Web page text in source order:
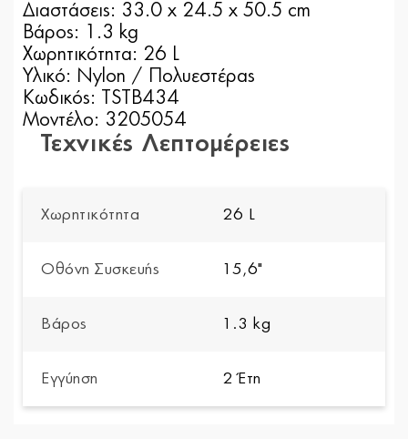
Διαστάσεις: 33.0 x 24.5 x 50.5 cm
Βάρος: 1.3 kg
Χωρητικότητα: 26 L
Υλικό: Nylon / Πολυεστέρας
Κωδικός: TSTB434
Μοντέλο: 3205054
Τεχνικές Λεπτομέρειες
Χωρητικότητα 26 L
Οθόνη Συσκευής 15,6"
Βάρος 1.3 kg
Εγγύηση 2 Έτη